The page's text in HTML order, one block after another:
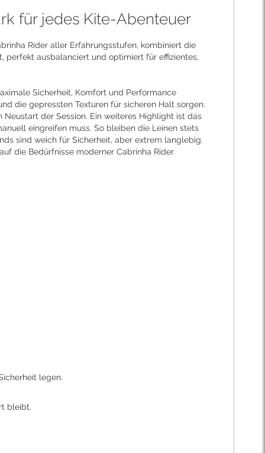
für jedes Kite-Abenteuer
Rider aller Erfahrungsstufen, kombiniert die
perfekt ausbalanciert und optimiert für effizientes,
Sicherheit, Komfort und Performance
die gepressten Texturen für sicheren Halt sorgen.
der Session. Ein weiteres Highlight ist das
eingreifen muss. So bleiben die Leinen stets
sind weich für Sicherheit, aber extrem langlebig.
die Bedürfnisse moderner Cabrinha Rider.
legen.
bleibt.